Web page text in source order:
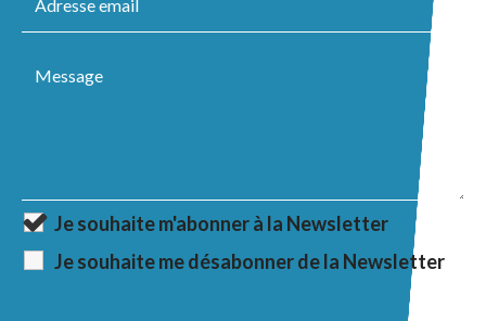
Je souhaite m'abonner à la Newsletter
Je souhaite me désabonner de la Newsletter